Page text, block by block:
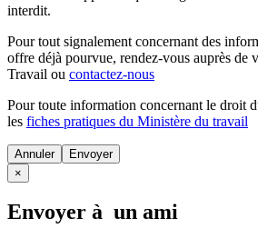
interdit.
Pour tout signalement concernant des
offre déjà pourvue, rendez-vous auprès de
Travail ou contactez-nous
Pour toute information concernant le droit
les fiches pratiques du Ministère du travail
Annuler
×
Envoyer à un ami